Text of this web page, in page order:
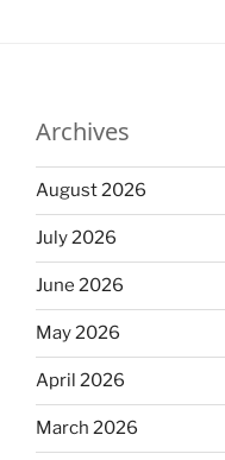
Archives
August 2026
July 2026
June 2026
May 2026
April 2026
March 2026